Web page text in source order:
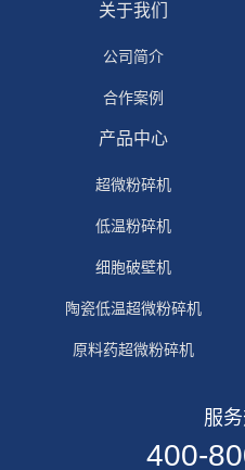
关于我们
公司简介
合作案例
产品中心
超微粉碎机
低温粉碎机
细胞破壁机
陶瓷低温超微粉碎机
原料药超微粉碎机
服
400-